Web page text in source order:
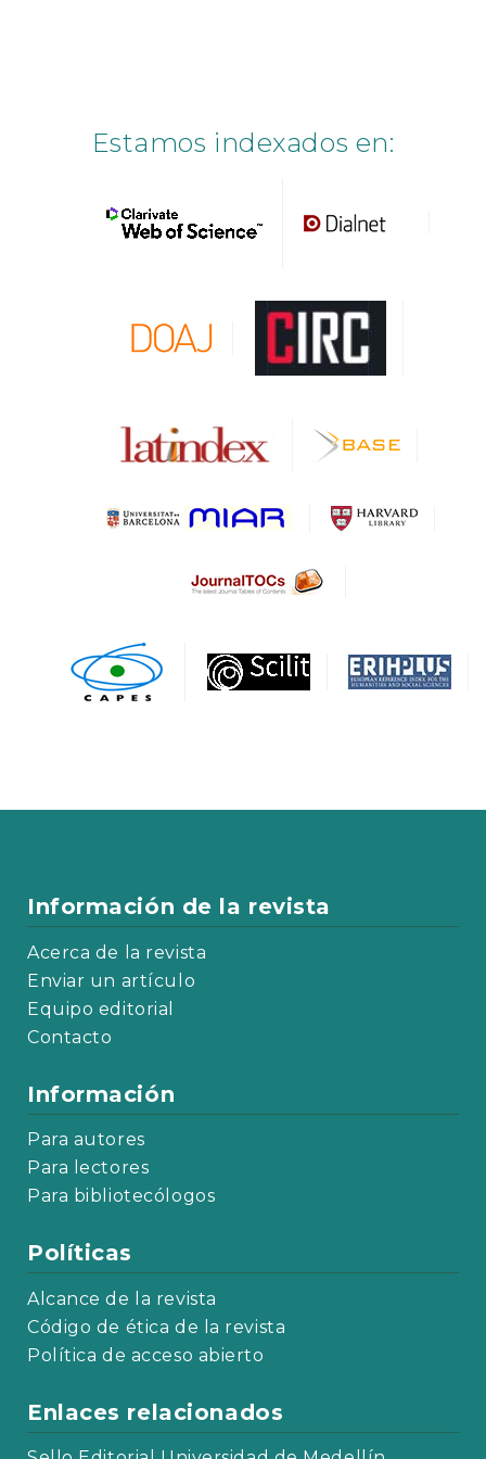
Estamos indexados en:
Información de la revista
Acerca de la revista
Enviar un artículo
Equipo editorial
Contacto
Información
Para autores
Para lectores
Para bibliotecólogos
Políticas
Alcance de la revista
Código de ética de la revista
Política de acceso abierto
Enlaces relacionados